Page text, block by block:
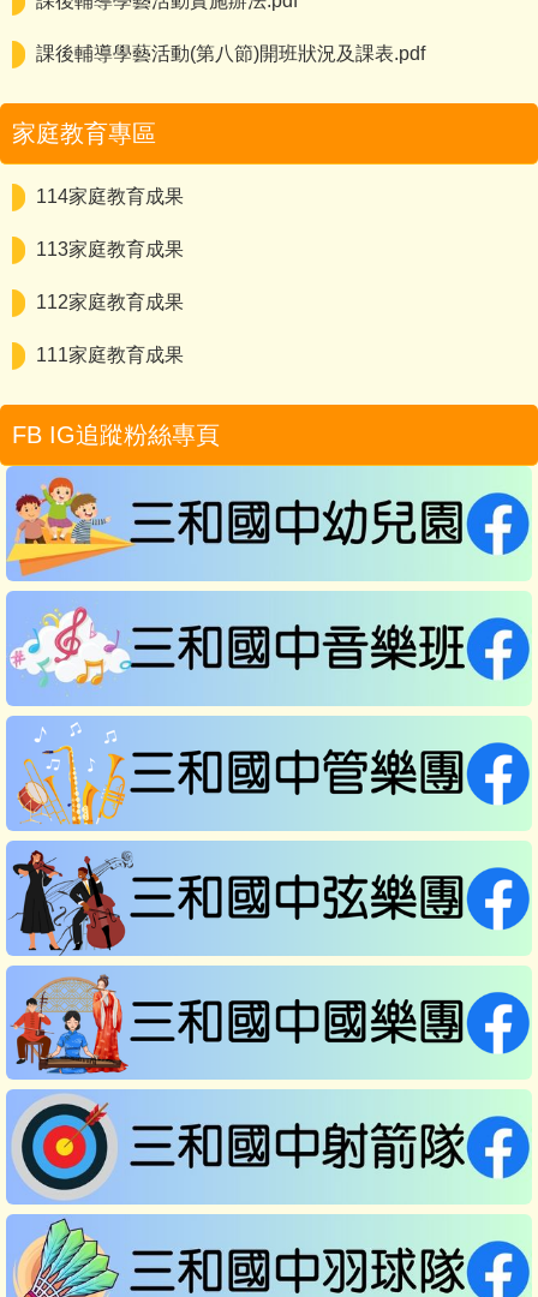
總務處
人事室
會計室
家庭教育
永續校園環境教育
三和國中霸凌防治要點
教科書版本列表
公開授課專區
三和Tube
課後輔導學藝活動(第八節)開班狀況及課表.pdf
家庭教育專區
114家庭教育成果
113家庭教育成果
112家庭教育成果
111家庭教育成果
FB IG追蹤粉絲專頁